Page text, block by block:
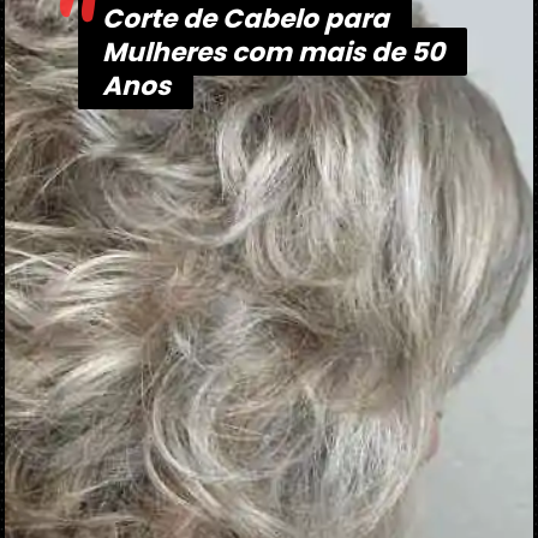
Corte de Cabelo para
Mulheres com mais de 50
Anos
Corte de Cabelo para
Mulheres com mais de 50
Anos